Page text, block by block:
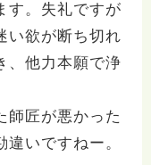
す。失礼ですが
い欲が断ち切れ
、他力本願で浄
師匠が悪かった
いですねー。